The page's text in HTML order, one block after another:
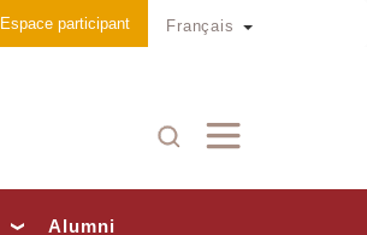
Français Toggle
Espace participant
Alumni